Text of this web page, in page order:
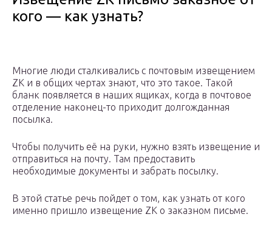
кого — как узнать?
Многие люди сталкивались с почтовым извещением
ZK и в общих чертах знают, что это такое. Такой
бланк появляется в наших ящиках, когда в почтовое
отделение наконец-то приходит долгожданная
посылка.
Чтобы получить её на руки, нужно взять извещение и
отправиться на почту. Там предоставить
необходимые документы и забрать посылку.
В этой статье речь пойдет о том, как узнать от кого
именно пришло извещение ZK о заказном письме.